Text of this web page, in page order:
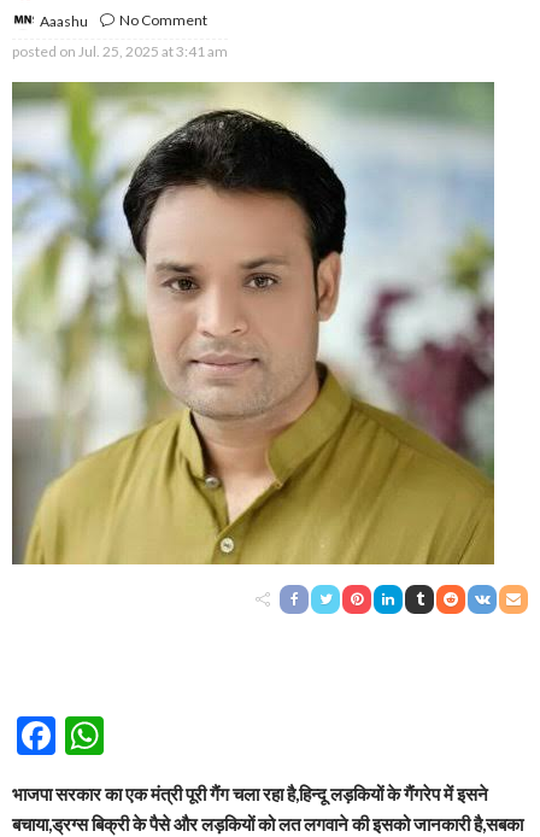
Aaashu
No Comment
posted on Jul. 25, 2025 at 3:41 am
Facebook
भाजपा सरकार का एक मंत्री पूरी गैंग चला रहा है,हिन्दू लड़कियों के गैंगरेप में इसने
बचाया,ड्रग्स बिक्री के पैसे और लड़कियों को लत लगवाने की इसको जानकारी है,सबका